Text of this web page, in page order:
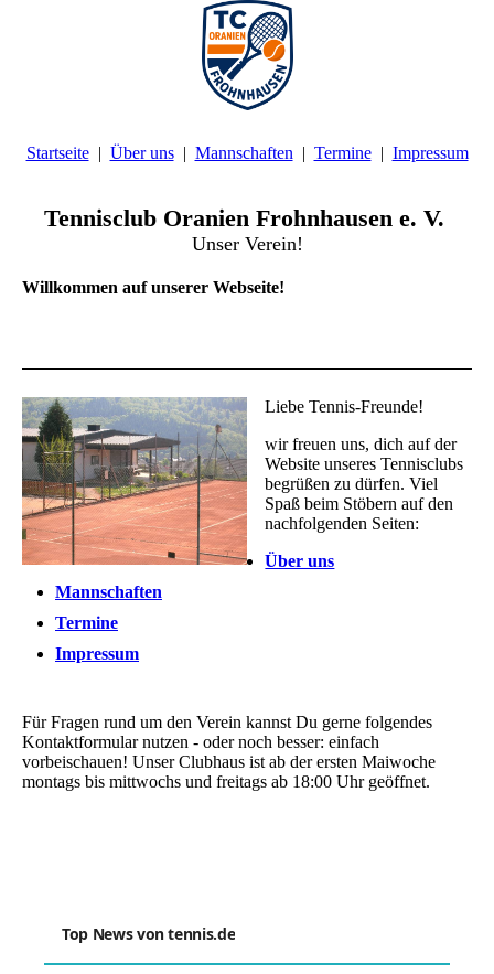
Startseite Über uns Mannschaften Termine Impressum
Tennisclub Oranien Frohnhausen e. V.
Unser Verein!
Willkommen auf unserer Webseite!
Liebe Tennis-Freunde!
wir freuen uns, dich auf der
Website unseres Tennisclubs
begrüßen zu dürfen. Viel
Spaß beim Stöbern auf den
nachfolgenden Seiten:
Über uns
Mannschaften
Termine
Impressum
Für Fragen rund um den Verein kannst Du gerne folgendes
Kontaktformular nutzen - oder noch besser: einfach
vorbeischauen! Unser Clubhaus ist ab der ersten Maiwoche
montags bis mittwochs und freitags ab 18:00 Uhr geöffnet.